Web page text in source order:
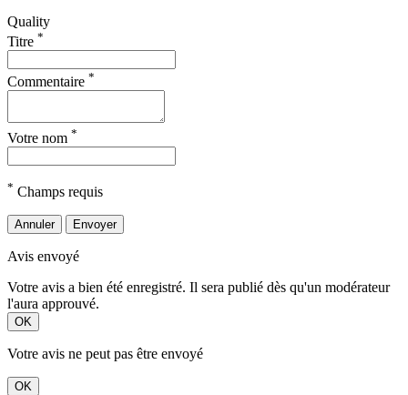
Quality
Titre *
Commentaire *
Votre nom *
* Champs requis
Annuler Envoyer
Avis envoyé
Votre avis a bien été enregistré. Il sera publié dès qu'un modérateur
l'aura approuvé.
OK
Votre avis ne peut pas être envoyé
OK